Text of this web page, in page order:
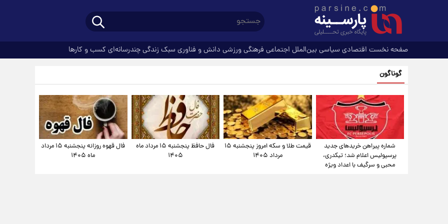
صفحه نخست اقتصادی سیاسی بین‌الملل اجتماعی فرهنگیورزشی دانش و فناوری سبک زندگیچندرسانه‌ای کسب و کارها
گوناگون
شماره پیراهن خریدهای جدید
پرسپولیس اعلام شد؛ تیکدری،
محبی و سرگیف با اعداد ویژه
قیمت طلا و سکه امروز پنجشنبه ۱۵
مرداد ۱۴۰۵
فال حافظ پنجشنبه ۱۵ مرداد ماه
۱۴۰۵
فال قهوه روزانه پنجشنبه ۱۵ مرداد
ماه ۱۴۰۵